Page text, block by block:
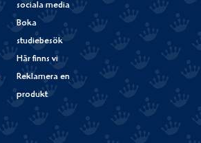
sociala media
Boka
studiebesök
Här finns vi
Reklamera en
produkt